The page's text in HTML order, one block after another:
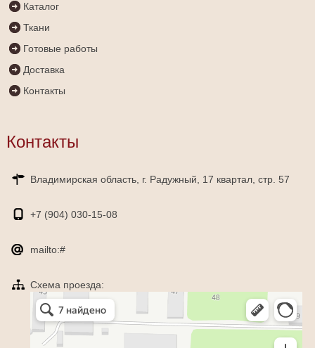
Каталог
Ткани
Готовые работы
Доставка
Контакты
Контакты
Владимирская область, г. Радужный, 17 квартал, стр. 57
+7 (904) 030-15-08
mailto:#
Схема проезда:
Яндекс Карты
Радужный — Яндекс Карты